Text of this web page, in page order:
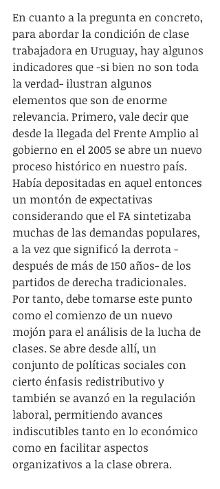
En cuanto a la pregunta en concreto,
para abordar la condición de clase
trabajadora en Uruguay, hay algunos
indicadores que -si bien no son toda
la verdad- ilustran algunos
elementos que son de enorme
relevancia. Primero, vale decir que
desde la llegada del Frente Amplio al
gobierno en el 2005 se abre un nuevo
proceso histórico en nuestro país.
Había depositadas en aquel entonces
un montón de expectativas
considerando que el FA sintetizaba
muchas de las demandas populares,
a la vez que significó la derrota -
después de más de 150 años- de los
partidos de derecha tradicionales.
Por tanto, debe tomarse este punto
como el comienzo de un nuevo
mojón para el análisis de la lucha de
clases. Se abre desde allí, un
conjunto de políticas sociales con
cierto énfasis redistributivo y
también se avanzó en la regulación
laboral, permitiendo avances
indiscutibles tanto en lo económico
como en facilitar aspectos
organizativos a la clase obrera.